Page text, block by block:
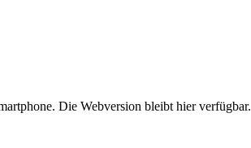
Die Webversion bleibt hier verfügbar.